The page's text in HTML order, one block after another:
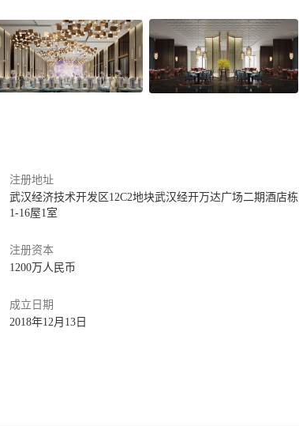
宴的理想场所。酒店配备极具特色的餐厅，可为宾客奉上
致下午茶，尽享惬意的环境。先进的品牌运动设施，20米长
注册地址
武汉经济技术开发区12C2地块武汉经开万达广场二期酒店栋
1-16屋1室
注册资本
1200万人民币
成立日期
2018年12月13日